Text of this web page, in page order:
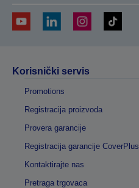
Korisnički servis
Promotions
Registracija proizvoda
Provera garancije
Registracija garancije CoverPlus
Kontaktirajte nas
Pretraga trgovaca